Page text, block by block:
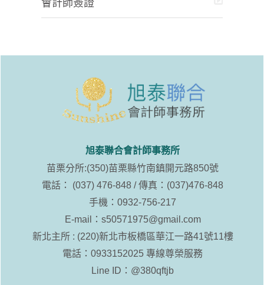
會計師簽證
旭泰聯合會計師事務所
苗栗分所:(350)苗栗縣竹南鎮開元路850號
電話： (037) 476-848 / 傳真：(037)476-848
手機：0932-756-217
E-mail： s50571975@gmail.com
新北主所 : (220)新北市板橋區華江一路41號11樓
電話：0933152025 專線尊榮服務
Line ID： @380qftjb